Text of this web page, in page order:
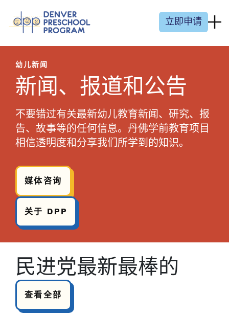
立即申请
幼儿新闻
新闻、报道和公告
不要错过有关最新幼儿教育新闻、研究、报
告、故事等的任何信息。丹佛学前教育项目
相信透明度和分享我们所学到的知识。
媒体咨询
关于 DPP
民进党最新最棒的
查看全部